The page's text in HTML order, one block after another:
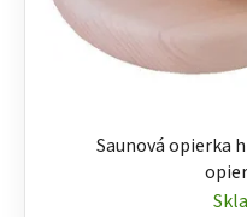
Saunová opierka